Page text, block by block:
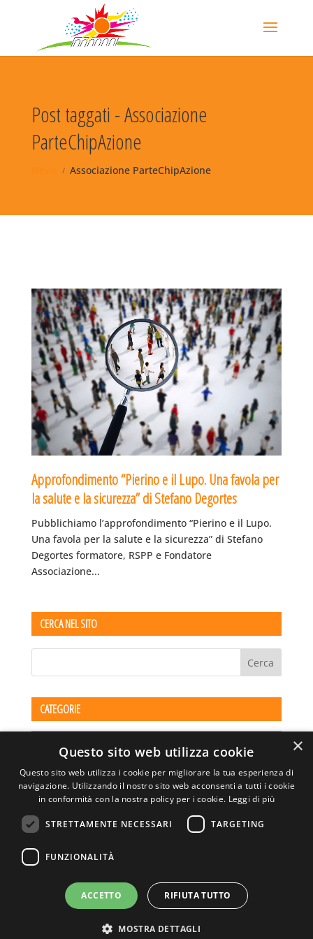
Post taggati - Associazione
ParteChipAzione
Associazione ParteChipAzione
Approfondimento “Pierino e il Lupo. Una favola per
la salute e la sicurezza” di Stefano Degortes
Pubblichiamo l’approfondimento “Pierino e il Lupo.
Una favola per la salute e la sicurezza” di Stefano
Degortes formatore, RSPP e Fondatore
Associazione...
CERCA NEL SITO
CATEGORIE
DELLA TORRE, 15 – 20127 – MILANO – P. IVA
SITO REALIZZATO DA GRAFICAEFOTO WEB AGENCY –
PARTNER SINTEL
×
Questo sito web utilizza cookie
Questo sito web utilizza i cookie per migliorare la tua esperienza di
navigazione. Utilizzando il nostro sito web acconsenti a tutti i cookie
in conformità con la nostra policy per i cookie. Leggi di più
STRETTAMENTE NECESSARI TARGETING
FUNZIONALITÀ
ACCETTO RIFIUTA TUTTO
MOSTRA DETTAGLI